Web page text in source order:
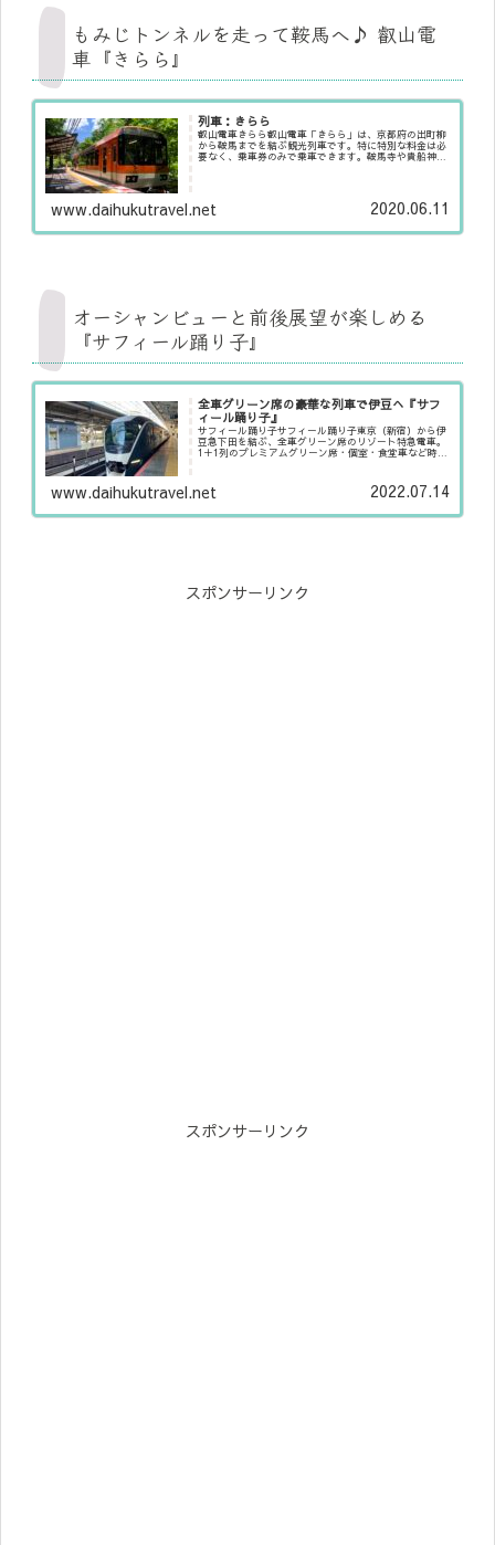
もみじトンネルを走って鞍馬へ♪ 叡山電
車『きらら』
列車：きらら
叡山電車きらら叡山電車「きらら」は、京都府の出町柳
から鞍馬までを結ぶ観光列車です。特に特別な料金は必
要なく、乗車券のみで乗車できます。鞍馬寺や貴船神社
www.daihukutravel.net 2020.06.11
オーシャンビューと前後展望が楽しめる
『サフィール踊り子』
全車グリーン席の豪華な列車で伊豆へ『サフ
ィール踊り子』
サフィール踊り子サフィール踊り子東京（新宿）から伊
豆急下田を結ぶ、全車グリーン席のリゾート特急電車。
1＋1列のプレミアムグリーン席・個室・食堂車など時に
www.daihukutravel.net 2022.07.14
スポンサーリンク
スポンサーリンク